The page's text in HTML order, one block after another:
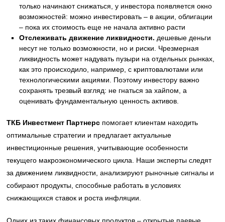
только начинают снижаться, у инвестора появляется окно
возможностей: можно инвестировать – в акции, облигации
– пока их стоимость еще не начала активно расти
Отслеживать движение ликвидности. дешевые деньги
несут не только возможности, но и риски. Чрезмерная
ликвидность может надувать пузыри на отдельных рынках,
как это происходило, например, с криптовалютами или
технологическими акциями. Поэтому инвестору важно
сохранять трезвый взгляд: не гнаться за хайпом, а
оценивать фундаментальную ценность активов.
ТКБ Инвестмент Партнерс помогает клиентам находить
оптимальные стратегии и предлагает актуальные
инвестиционные решения, учитывающие особенности
текущего макроэкономического цикла. Наши эксперты следят
за движением ликвидности, анализируют рыночные сигналы и
собирают продукты, способные работать в условиях
снижающихся ставок и роста инфляции.
Одних из таких финансовых продуктов – открытые паевые